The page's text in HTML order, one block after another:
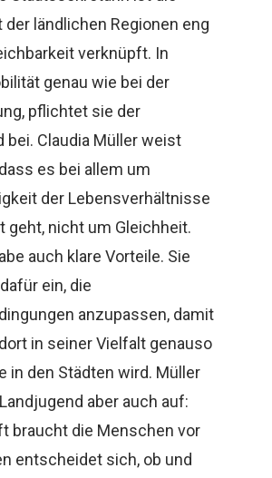
ländlichen Regionen eng
verknüpft. In
genau wie bei der
pflichtet sie der
bei. Claudia Müller weist
es bei allem um
der Lebensverhältnisse
geht, nicht um Gleichheit.
auch klare Vorteile. Sie
ein, die
anzupassen, damit
in seiner Vielfalt genauso
in den Städten wird. Müller
aber auch auf:
braucht die Menschen vor
entscheidet sich, ob und